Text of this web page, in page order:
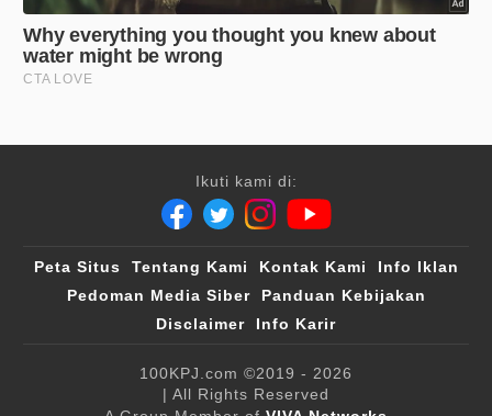
Ikuti kami di:
Peta Situs Tentang Kami Kontak Kami
Info Iklan
Pedoman Media Siber
Panduan Kebijakan
Disclaimer
Info Karir
100KPJ.com ©2019 - 2026
| All Rights Reserved